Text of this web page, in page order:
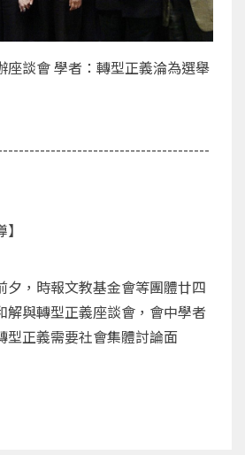
座談會 學者：轉型正義淪為選舉
，時報文教基金會等團體廿四
解與轉型正義座談會，會中學者
型正義需要社會集體討論面